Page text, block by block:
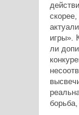
игры».
ли